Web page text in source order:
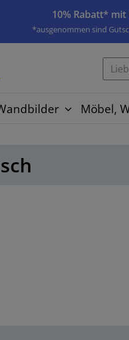
10% Rabatt* mit
*ausgenommen sind
Möbel,